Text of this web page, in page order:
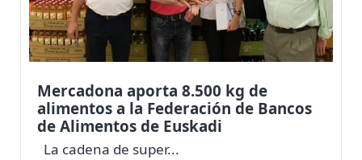
Mercadona aporta 8.500 kg de
alimentos a la Federación de Bancos
de Alimentos de Euskadi
La cadena de super...